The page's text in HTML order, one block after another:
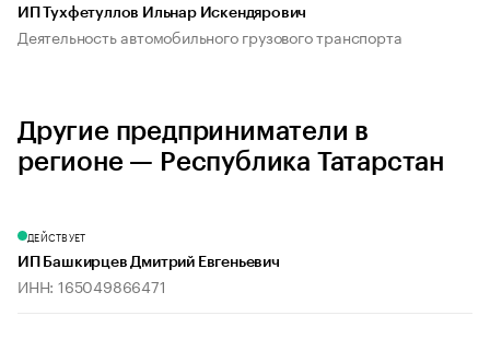
ИП Тухфетуллов Ильнар Искендярович
Деятельность автомобильного грузового транспорта
Другие предприниматели в
регионе — Республика Татарстан
ДЕЙСТВУЕТ
ИП Башкирцев Дмитрий Евгеньевич
ИНН: 165049866471